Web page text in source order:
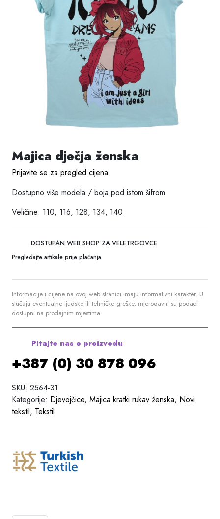
Majica dječja ženska
Prijavite se za pregled cijena
Dostupno više modela / boja pod istom šifrom
Veličine: 110, 116, 128, 134, 140
DOSTUPAN WEB SHOP ZA VELETRGOVCE
Pregledajte artikale prije plaćanja
Informacije i cijene na ovoj web stranici imaju informativni karakter. U
slučaju eventualne ljudske ili tehničke greške, mjerodavni su podaci
dostupni na prodajnim mjestima
Pitajte nas o proizvodu
+387 (0) 30 878 096
SKU: 2564-31
Kategorije: Djevojčice, Majica kratki rukav ženska, Novi
tekstil, Tekstil